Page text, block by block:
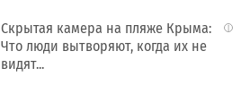
i
Скрытая камера на пляже Крыма:
Что люди вытворяют, когда их не
видят...